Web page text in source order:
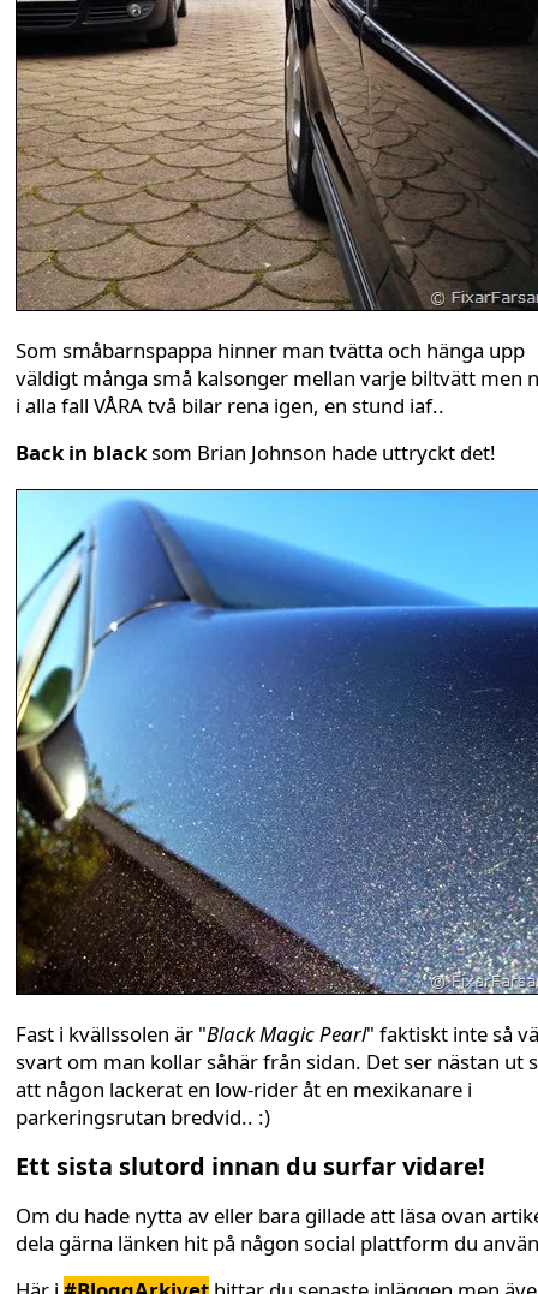
Som småbarnspappa hinner man tvätta och hänga upp
väldigt många små kalsonger mellan varje biltvätt men
i alla fall VÅRA två bilar rena igen, en stund iaf..
Back in blacksom Brian Johnson hade uttryckt det!
Fast i kvällssolen är "Black Magic Pearl" faktiskt inte så
svart om man kollar såhär från sidan. Det ser nästan ut
att någon lackerat en low-rider åt en mexikanare i
parkeringsrutan bredvid.. :)
Ett sista slutord innan du surfar vidare!
Om du hade nytta av eller bara gillade att läsa ovan
dela gärna länken hit på någon social plattform du